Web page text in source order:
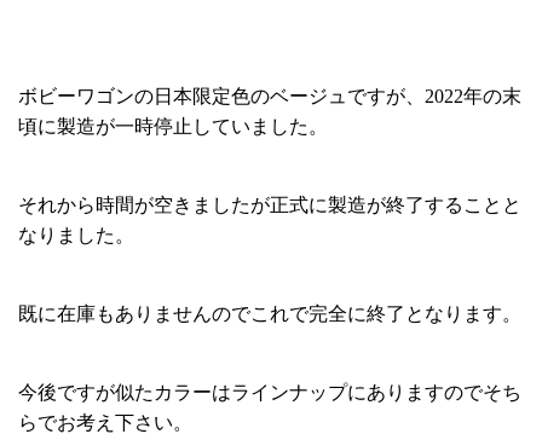
ボビーワゴンの日本限定色のベージュですが、2022年の末
頃に製造が一時停止していました。
それから時間が空きましたが正式に製造が終了することと
なりました。
既に在庫もありませんのでこれで完全に終了となります。
今後ですが似たカラーはラインナップにありますのでそち
らでお考え下さい。